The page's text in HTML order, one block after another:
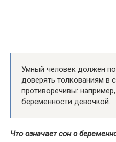
Умный человек должен
доверять толкованиям в
противоречивы:
беременности девочкой.
Что означает сон о